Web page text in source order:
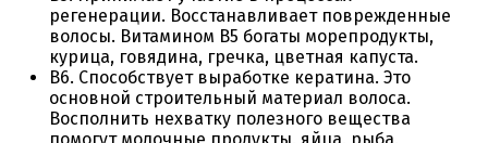
регенерации. Восстанавливает поврежденные
волосы. Витамином B5 богаты морепродукты,
курица, говядина, гречка, цветная капуста.
B6. Способствуетвыработке кератина. Это
основной строительный материал волоса.
Восполнить нехватку полезного вещества